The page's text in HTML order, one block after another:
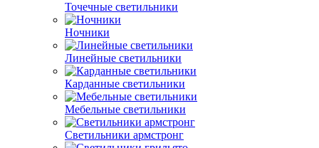
Точечные светильники
Ночники
Линейные светильники
Карданные светильники
Мебельные светильники
Светильники армстронг